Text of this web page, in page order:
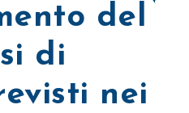
del
di
nei